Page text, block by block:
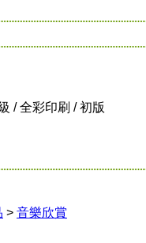
/ 全彩印刷 / 初版
> 音樂欣賞